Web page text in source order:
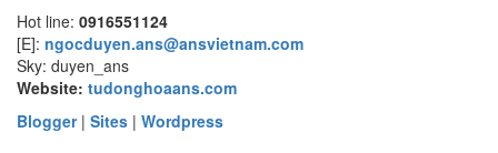
Hot line: 0916551124
[E]: ngocduyen.ans@ansvietnam.com
Sky: duyen_ans
Website: tudonghoaans.com
Blogger| Sites | Wordpress